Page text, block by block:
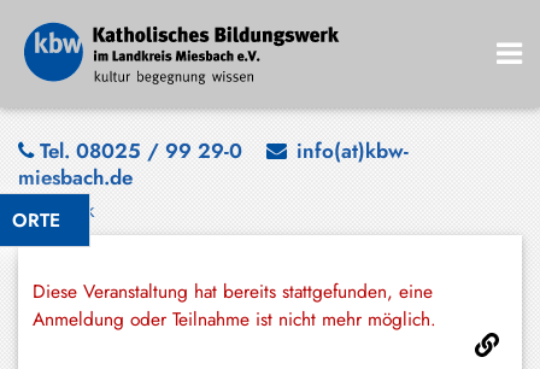
ORTE
Tel. 08025 / 99 29-0
info(at)kbw-
miesbach.de
Zurück
Diese Veranstaltung hat bereits stattgefunden, eine
Anmeldung oder Teilnahme ist nicht mehr möglich.
Bad
Wiessee
Bayrischzell
Elbach